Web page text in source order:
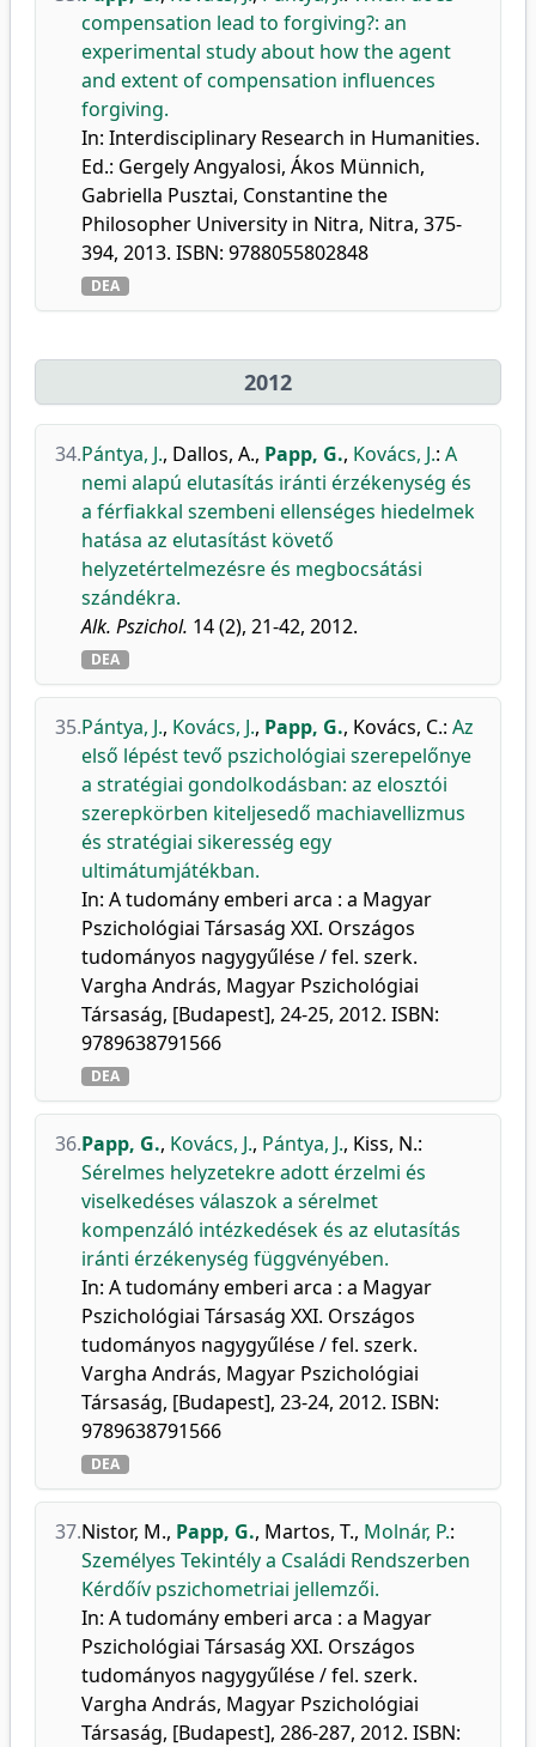
compensation lead to forgiving?: an
experimental study about how the agent
and extent of compensation influences
forgiving.
In: Interdisciplinary Research in Humanities.
Ed.: Gergely Angyalosi, Ákos Münnich,
Gabriella Pusztai, Constantine the
Philosopher University in Nitra, Nitra, 375-
394, 2013. ISBN: 9788055802848
DEA
2012
34.Pántya, J., Dallos, A., Papp, G., Kovács, J.: A
nemi alapú elutasítás iránti érzékenység és
a férfiakkal szembeni ellenséges hiedelmek
hatása az elutasítást követő
helyzetértelmezésre és megbocsátási
szándékra.
Alk. Pszichol. 14 (2), 21-42, 2012.
DEA
35.Pántya, J., Kovács, J., Papp, G., Kovács, C.: Az
első lépést tevő pszichológiai szerepelőnye
a stratégiai gondolkodásban: az elosztói
szerepkörben kiteljesedő machiavellizmus
és stratégiai sikeresség egy
ultimátumjátékban.
In: A tudomány emberi arca : a Magyar
Pszichológiai Társaság XXI. Országos
tudományos nagygyűlése / fel. szerk.
Vargha András, Magyar Pszichológiai
Társaság, [Budapest], 24-25, 2012. ISBN:
9789638791566
DEA
36.Papp, G., Kovács, J., Pántya, J., Kiss, N.:
Sérelmes helyzetekre adott érzelmi és
viselkedéses válaszok a sérelmet
kompenzáló intézkedések és az elutasítás
iránti érzékenység függvényében.
In: A tudomány emberi arca : a Magyar
Pszichológiai Társaság XXI. Országos
tudományos nagygyűlése / fel. szerk.
Vargha András, Magyar Pszichológiai
Társaság, [Budapest], 23-24, 2012. ISBN:
9789638791566
DEA
37.Nistor, M., Papp, G., Martos, T., Molnár, P.:
Személyes Tekintély a Családi Rendszerben
Kérdőív pszichometriai jellemzői.
In: A tudomány emberi arca : a Magyar
Pszichológiai Társaság XXI. Országos
tudományos nagygyűlése / fel. szerk.
Vargha András, Magyar Pszichológiai
Társaság, [Budapest], 286-287, 2012. ISBN: